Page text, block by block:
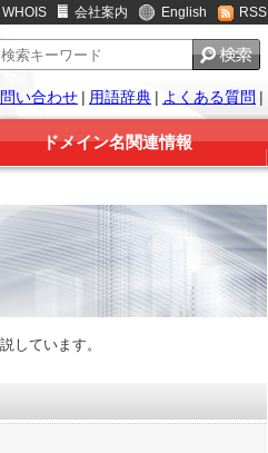
会社案内 English RSS
い合わせ | 用語辞典 | よくある質問 |
ドメイン名関連情報
しています。